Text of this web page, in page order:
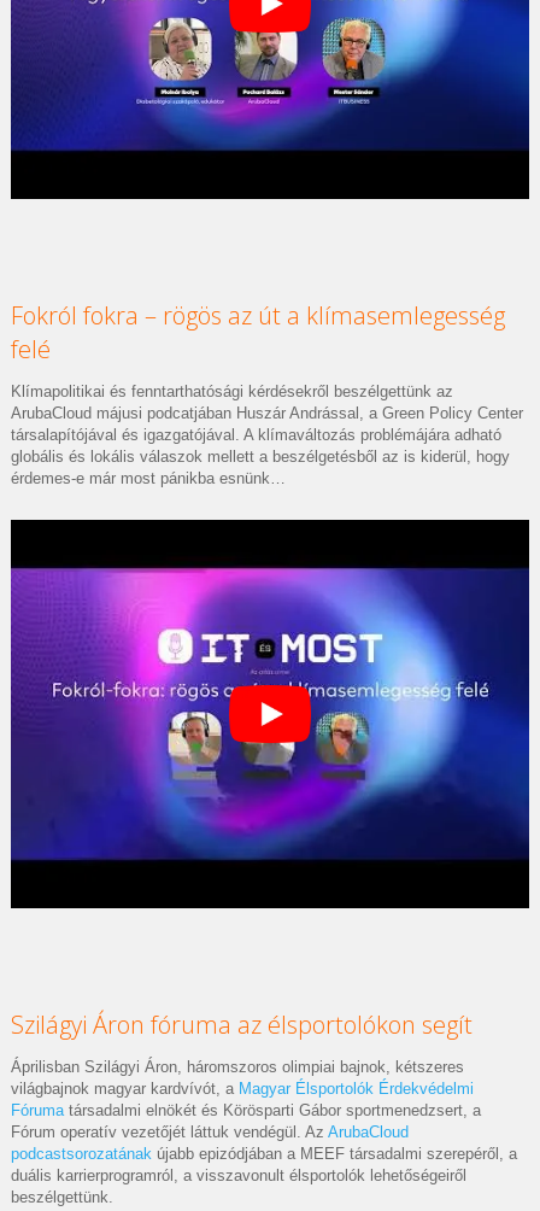
Fokról fokra – rögös az út a klímasemlegesség
felé
Klímapolitikai és fenntarthatósági kérdésekről beszélgettünk az
ArubaCloud májusi podcatjában Huszár Andrással, a Green Policy Center
társalapítójával és igazgatójával. A klímaváltozás problémájára adható
globális és lokális válaszok mellett a beszélgetésből az is kiderül, hogy
érdemes-e már most pánikba esnünk…
Szilágyi Áron fóruma az élsportolókon segít
Áprilisban Szilágyi Áron, háromszoros olimpiai bajnok, kétszeres
világbajnok magyar kardvívót, aMagyar Élsportolók Érdekvédelmi
Fórumatársadalmi elnökét és Körösparti Gábor sportmenedzsert, a
Fórum operatív vezetőjét láttuk vendégül. Az ArubaCloud
podcastsorozatánakújabb epizódjában a MEEF társadalmi szerepéről, a
duális karrierprogramról, a visszavonult élsportolók lehetőségeiről
beszélgettünk.